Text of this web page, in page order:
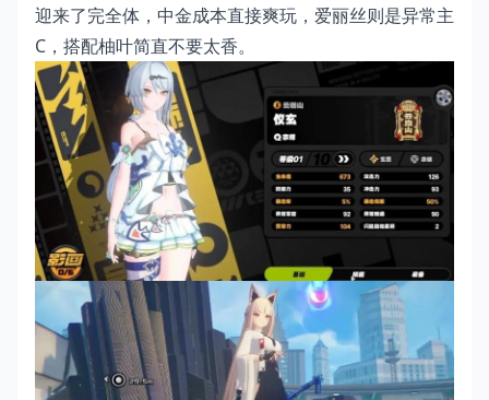
迎来了完全体，中金成本直接爽玩，爱丽丝则是异常主
C，搭配柚叶简直不要太香。